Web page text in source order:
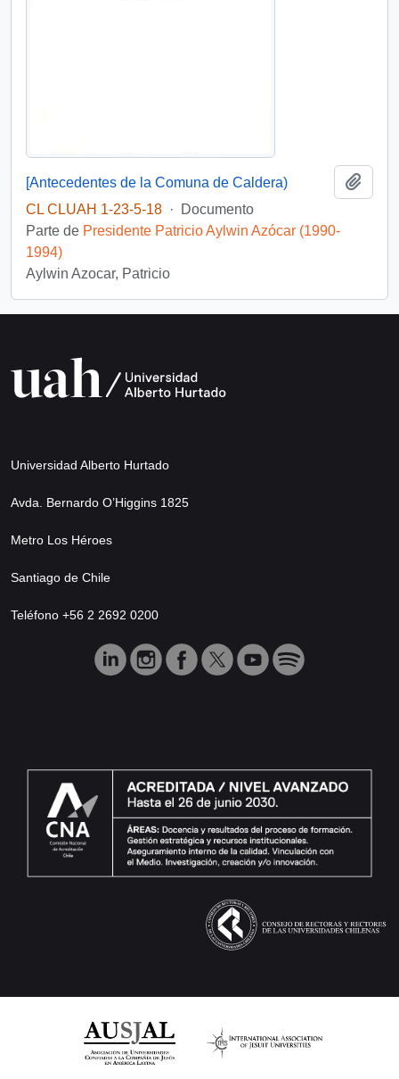
[Antecedentes de la Comuna de Caldera)
CL CLUAH 1-23-5-18 ·
Documento
Parte de Presidente Patricio Aylwin Azócar (1990-
1994)
Aylwin Azocar, Patricio
Universidad Alberto Hurtado
Avda. Bernardo O’Higgins 1825
Metro Los Héroes
Santiago de Chile
Teléfono +56 2 2692 0200